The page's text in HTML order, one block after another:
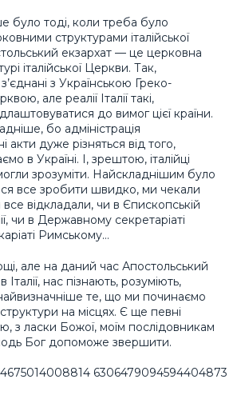
було тоді, коли треба було
структурами італійської
екзархат — це церковна
італійської Церкви. Так,
з Українською Греко-
але реалії Італії такі,
до вимог цієї країни.
бо адміністрація
акти дуже різняться від того,
в Україні. І, зрештою, італійці
зрозуміти. Найскладнішим було
все зробити швидко, ми чекали
все відкладали, чи в Єпископській
чи в Державному секретаріаті
Римському…
але на даний час Апостольський
Італії, нас пізнають, розуміють,
те, що ми починаємо
на місцях. Є ще певні
з ласки Божої, моїм послідовникам
Бог допоможе звершити.